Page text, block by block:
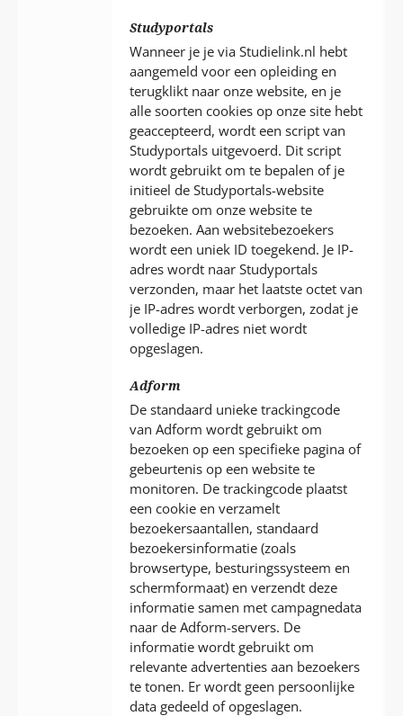
Studyportals
Wanneer je je via Studielink.nl hebt
aangemeld voor een opleiding en
terugklikt naar onze website, en je
alle soorten cookies op onze site hebt
geaccepteerd, wordt een script van
Studyportals uitgevoerd. Dit script
wordt gebruikt om te bepalen of je
initieel de Studyportals-website
gebruikte om onze website te
bezoeken. Aan websitebezoekers
wordt een uniek ID toegekend. Je IP-
adres wordt naar Studyportals
verzonden, maar het laatste octet van
je IP-adres wordt verborgen, zodat je
volledige IP-adres niet wordt
opgeslagen.
Adform
De standaard unieke trackingcode
van Adform wordt gebruikt om
bezoeken op een specifieke pagina of
gebeurtenis op een website te
monitoren. De trackingcode plaatst
een cookie en verzamelt
bezoekersaantallen, standaard
bezoekersinformatie (zoals
browsertype, besturingssysteem en
schermformaat) en verzendt deze
informatie samen met campagnedata
naar de Adform-servers. De
informatie wordt gebruikt om
relevante advertenties aan bezoekers
te tonen. Er wordt geen persoonlijke
data gedeeld of opgeslagen.